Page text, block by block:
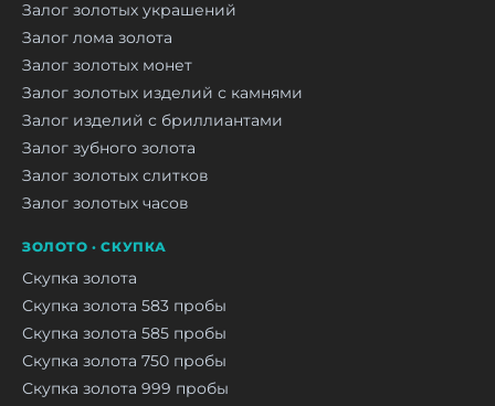
Залог золотых украшений
Залог лома золота
Залог золотых монет
Залог золотых изделий с камнями
Залог изделий с бриллиантами
Залог зубного золота
Залог золотых слитков
Залог золотых часов
ЗОЛОТО · СКУПКА
Скупка золота
Скупка золота 583 пробы
Скупка золота 585 пробы
Скупка золота 750 пробы
Скупка золота 999 пробы